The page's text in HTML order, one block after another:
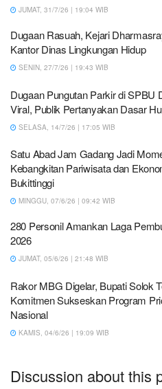
JUMAT, 31/7/26 | 19:04 WIB
Dugaan Rasuah, Kejari
Kantor Dinas Lingkungan Hidup
SENIN, 27/7/26 | 19:43 WIB
Dugaan Pungutan Parkir di SPBU
Viral, Publik Pertanyakan Dasar
SELASA, 14/7/26 | 17:05 WIB
Satu Abad Jam Gadang Jadi
Kebangkitan Pariwisata dan
Bukittinggi
MINGGU, 07/6/26 | 09:42 WIB
280 Personil Amankan Laga
2026
JUMAT, 05/6/26 | 21:48 WIB
Rakor MBG Digelar, Bupati Solok
Komitmen Sukseskan Program
Nasional
KAMIS, 04/6/26 | 19:09 WIB
Discussion about this